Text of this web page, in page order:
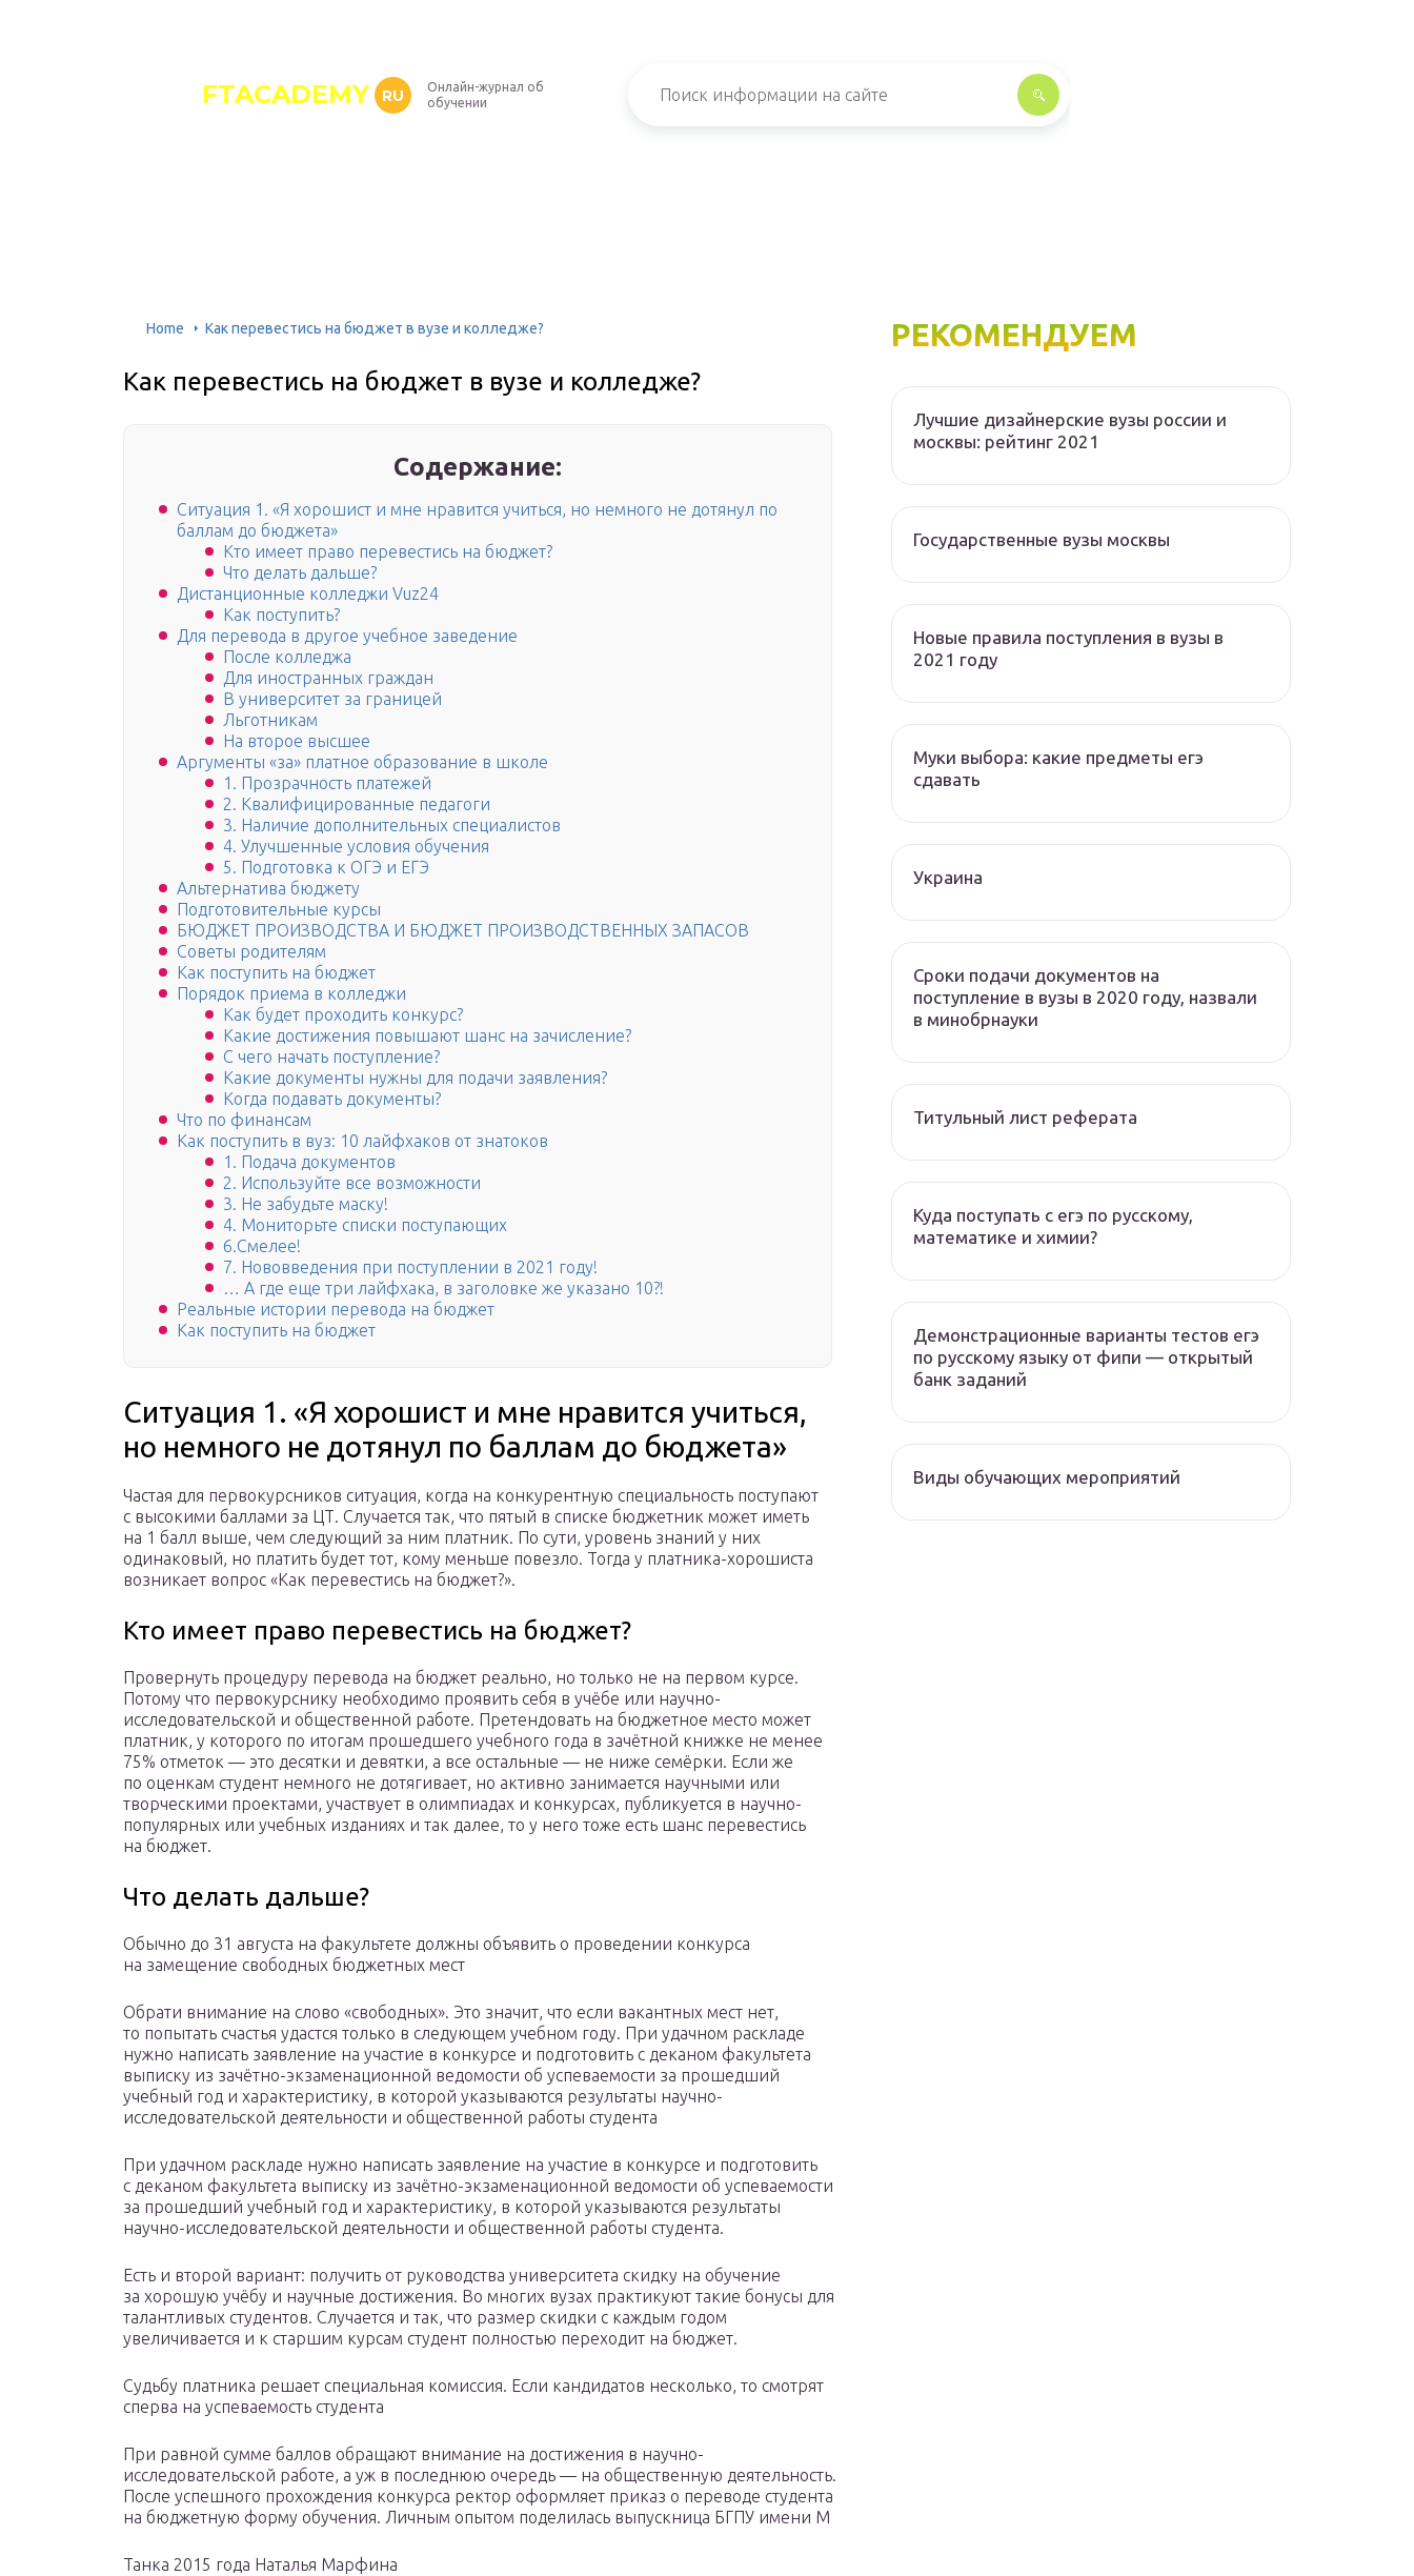
FTACADEMY RU
Онлайн-журнал об
обучении
Home Как перевестись на бюджет в вузе и колледже?
Как перевестись на бюджет в вузе и колледже?
Содержание:
Ситуация 1. «Я хорошист и мне нравится учиться, но немного не дотянул по
баллам до бюджета»
Кто имеет право перевестись на бюджет?
Что делать дальше?
Дистанционные колледжи Vuz24
Как поступить?
Для перевода в другое учебное заведение
После колледжа
Для иностранных граждан
В университет за границей
Льготникам
На второе высшее
Аргументы «за» платное образование в школе
1. Прозрачность платежей
2. Квалифицированные педагоги
3. Наличие дополнительных специалистов
4. Улучшенные условия обучения
5. Подготовка к ОГЭ и ЕГЭ
Альтернатива бюджету
Подготовительные курсы
БЮДЖЕТ ПРОИЗВОДСТВА И БЮДЖЕТ ПРОИЗВОДСТВЕННЫХ ЗАПАСОВ
Советы родителям
Как поступить на бюджет
Порядок приема в колледжи
Как будет проходить конкурс?
Какие достижения повышают шанс на зачисление?
С чего начать поступление?
Какие документы нужны для подачи заявления?
Когда подавать документы?
Что по финансам
Как поступить в вуз: 10 лайфхаков от знатоков
1. Подача документов
2. Используйте все возможности
3. Не забудьте маску!
4. Мониторьте списки поступающих
6.Смелее!
7. Нововведения при поступлении в 2021 году!
… А где еще три лайфхака, в заголовке же указано 10?!
Реальные истории перевода на бюджет
Как поступить на бюджет
Ситуация 1. «Я хорошист и мне нравится учиться,
но немного не дотянул по баллам до бюджета»
Частая для первокурсников ситуация, когда на конкурентную специальность поступают
с высокими баллами за ЦТ. Случается так, что пятый в списке бюджетник может иметь
на 1 балл выше, чем следующий за ним платник. По сути, уровень знаний у них
одинаковый, но платить будет тот, кому меньше повезло. Тогда у платника-хорошиста
возникает вопрос «Как перевестись на бюджет?».
Кто имеет право перевестись на бюджет?
Провернуть процедуру перевода на бюджет реально, но только не на первом курсе.
Потому что первокурснику необходимо проявить себя в учёбе или научно-
исследовательской и общественной работе. Претендовать на бюджетное место может
платник, у которого по итогам прошедшего учебного года в зачётной книжке не менее
75% отметок — это десятки и девятки, а все остальные — не ниже семёрки. Если же
по оценкам студент немного не дотягивает, но активно занимается научными или
творческими проектами, участвует в олимпиадах и конкурсах, публикуется в научно-
популярных или учебных изданиях и так далее, то у него тоже есть шанс перевестись
на бюджет.
Что делать дальше?
Обычно до 31 августа на факультете должны объявить о проведении конкурса
на замещение свободных бюджетных мест
Обрати внимание на слово «свободных». Это значит, что если вакантных мест нет,
то попытать счастья удастся только в следующем учебном году. При удачном раскладе
нужно написать заявление на участие в конкурсе и подготовить с деканом факультета
выписку из зачётно-экзаменационной ведомости об успеваемости за прошедший
учебный год и характеристику, в которой указываются результаты научно-
исследовательской деятельности и общественной работы студента
При удачном раскладе нужно написать заявление на участие в конкурсе и подготовить
с деканом факультета выписку из зачётно-экзаменационной ведомости об успеваемости
за прошедший учебный год и характеристику, в которой указываются результаты
научно-исследовательской деятельности и общественной работы студента.
Есть и второй вариант: получить от руководства университета скидку на обучение
за хорошую учёбу и научные достижения. Во многих вузах практикуют такие бонусы для
талантливых студентов. Случается и так, что размер скидки с каждым годом
увеличивается и к старшим курсам студент полностью переходит на бюджет.
Судьбу платника решает специальная комиссия. Если кандидатов несколько, то смотрят
сперва на успеваемость студента
При равной сумме баллов обращают внимание на достижения в научно-
исследовательской работе, а уж в последнюю очередь — на общественную деятельность.
После успешного прохождения конкурса ректор оформляет приказ о переводе студента
на бюджетную форму обучения. Личным опытом поделилась выпускница БГПУ имени М
Танка 2015 года Наталья Марфина
РЕКОМЕНДУЕМ
Лучшие дизайнерские вузы россии и
москвы: рейтинг 2021
Государственные вузы москвы
Новые правила поступления в вузы в
2021 году
Муки выбора: какие предметы егэ
сдавать
Украина
Сроки подачи документов на
поступление в вузы в 2020 году, назвали
в минобрнауки
Титульный лист реферата
Куда поступать с егэ по русскому,
математике и химии?
Демонстрационные варианты тестов егэ
по русскому языку от фипи — открытый
банк заданий
Виды обучающих мероприятий